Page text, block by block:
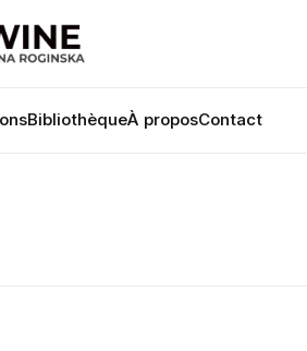
BibliothèqueÀ proposContact